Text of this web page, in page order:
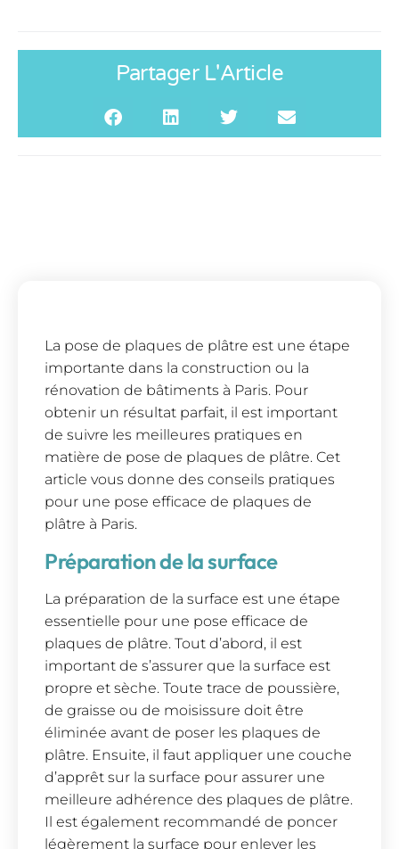
Partager L'Article
La pose de plaques de plâtre est une étape
importante dans la construction ou la
rénovation de bâtiments à Paris. Pour
obtenir un résultat parfait, il est important
de suivre les meilleures pratiques en
matière de pose de plaques de plâtre. Cet
article vous donne des conseils pratiques
pour une pose efficace de plaques de
plâtre à Paris.
Préparation de la surface
La préparation de la surface est une étape
essentielle pour une pose efficace de
plaques de plâtre. Tout d’abord, il est
important de s’assurer que la surface est
propre et sèche. Toute trace de poussière,
de graisse ou de moisissure doit être
éliminée avant de poser les plaques de
plâtre. Ensuite, il faut appliquer une couche
d’apprêt sur la surface pour assurer une
meilleure adhérence des plaques de plâtre.
Il est également recommandé de poncer
légèrement la surface pour enlever les